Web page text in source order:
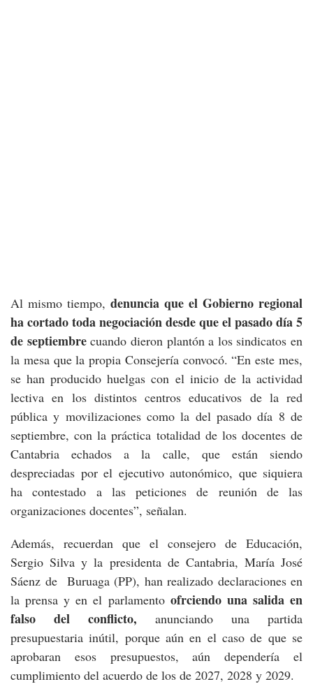
Al mismo tiempo, denuncia que el Gobierno regional
ha cortado toda negociación desde que el pasado día 5
de septiembrecuando dieron plantón a los sindicatos en
la mesa que la propia Consejería convocó. “En este mes,
se han producido huelgas con el inicio de la actividad
lectiva en los distintos centros educativos de la red
pública y movilizaciones como la del pasado día 8 de
septiembre, con la práctica totalidad de los docentes de
Cantabria echados a la calle, que están siendo
despreciadas por el ejecutivo autonómico, que siquiera
ha contestado a las peticiones de reunión de las
organizaciones docentes”, señalan.
Además, recuerdan que el consejero de Educación,
Sergio Silva y la presidenta de Cantabria, María José
Sáenz de Buruaga (PP), han realizado declaraciones en
la prensa y en el parlamento ofrciendo una salida en
falso del conflicto, anunciando una partida
presupuestaria inútil, porque aún en el caso de que se
aprobaran esos presupuestos, aún dependería el
cumplimiento del acuerdo de los de 2027, 2028 y 2029.